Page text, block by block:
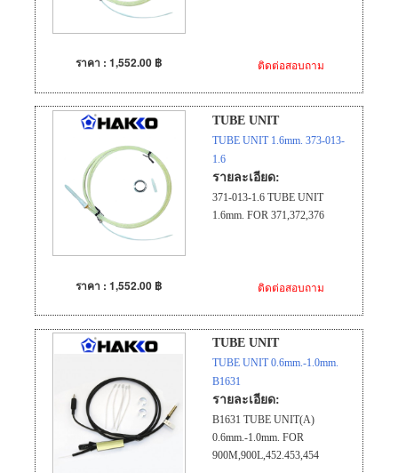
ราคา : 1,552.00 ฿ ติดต่อสอบถาม
TUBE UNIT
TUBE UNIT 1.6mm. 373-013-
1.6
รายละเอียด:
371-013-1.6 TUBE UNIT
1.6mm. FOR 371,372,376
ราคา : 1,552.00 ฿ ติดต่อสอบถาม
TUBE UNIT
TUBE UNIT 0.6mm.-1.0mm.
B1631
รายละเอียด:
B1631 TUBE UNIT(A)
0.6mm.-1.0mm. FOR
900M,900L,452.453,454